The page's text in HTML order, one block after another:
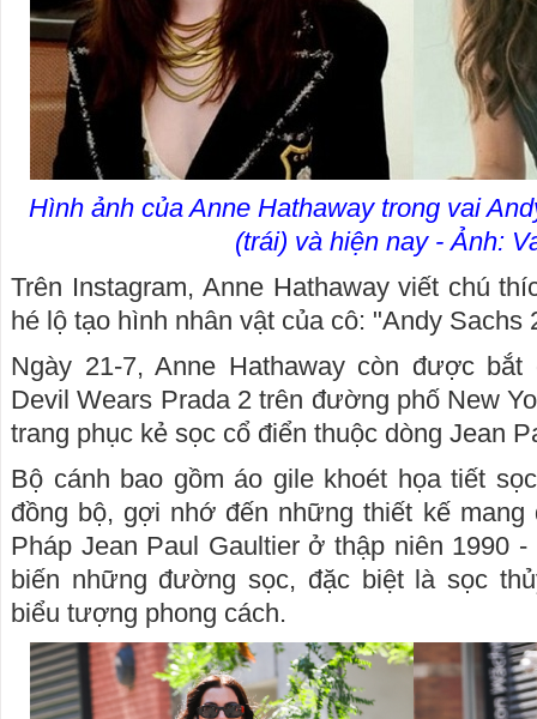
Hình ảnh của Anne Hathaway trong vai
(trái) và hiện nay - Ảnh:
Trên Instagram, Anne Hathaway viết chú
hé lộ tạo hình nhân vật của cô: "Andy Sachs
Ngày 21-7, Anne Hathaway còn được
Devil Wears Prada 2 trên đường phố New
trang phục kẻ sọc cổ điển thuộc dòng Jean
Bộ cánh bao gồm áo gile khoét họa tiết
đồng bộ, gợi nhớ đến những thiết kế mang
Pháp Jean Paul Gaultier ở thập niên 1990
biến những đường sọc, đặc biệt là sọc
biểu tượng phong cách.